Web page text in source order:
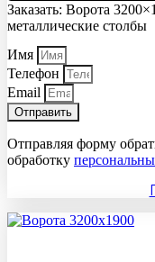
Заказать: Ворота
металлические столбы
Имя
Телефон
Email
Отправить
Отправляя форму
обработку